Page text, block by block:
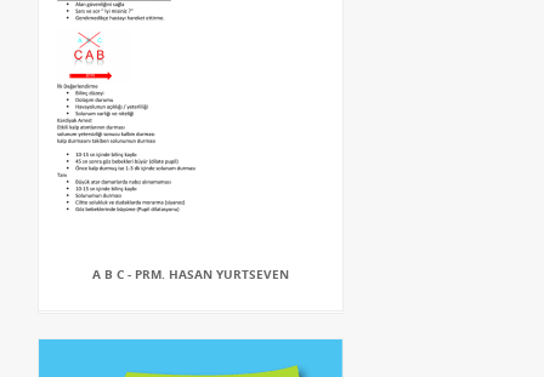
A B C - PRM. HASAN YURTSEVEN